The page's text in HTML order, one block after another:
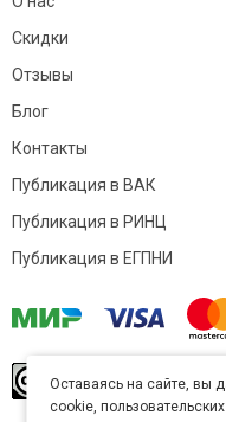
Скидки
Отзывы
Блог
Контакты
Публикация в ВАК
Публикация в РИНЦ
Публикация в ЕГПНИ
Оставаясь на сайте, вы
cookie,